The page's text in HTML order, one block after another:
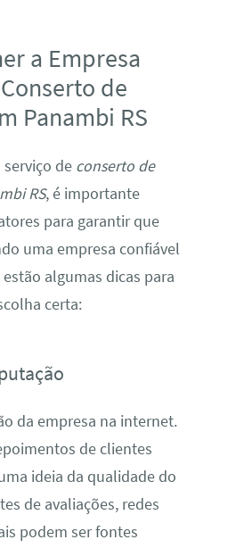
a Empresa
de
Panambi RS
de conserto de
RS, é importante
para garantir que
uma empresa confiável
algumas dicas para
certa:
da empresa na internet.
de clientes
ideia da qualidade do
de avaliações, redes
podem ser fontes